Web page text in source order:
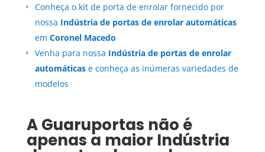
Conheça o kit de porta de enrolar fornecido por
nossa Indústria de portas de enrolar automáticas
em Coronel Macedo
Venha para nossa Indústria de portas de enrolar
automáticase conheça as inúmeras variedades de
modelos
A Guaruportas não é
apenas a maior Indústria